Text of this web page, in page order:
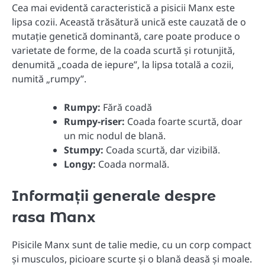
Cea mai evidentă caracteristică a pisicii Manx este
lipsa cozii. Această trăsătură unică este cauzată de o
mutație genetică dominantă, care poate produce o
varietate de forme, de la coada scurtă și rotunjită,
denumită „coada de iepure”, la lipsa totală a cozii,
numită „rumpy”.
Rumpy: Fără coadă
Rumpy-riser: Coada foarte scurtă, doar
un mic nodul de blană.
Stumpy: Coada scurtă, dar vizibilă.
Longy: Coada normală.
Informații generale despre
rasa Manx
Pisicile Manx sunt de talie medie, cu un corp compact
și musculos, picioare scurte și o blană deasă și moale.